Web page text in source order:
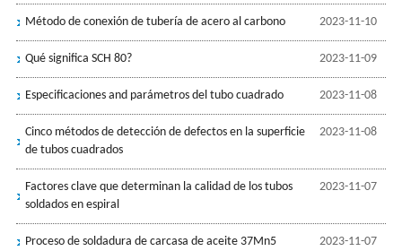
2023-11-10
Método de conexión de tubería de acero al carbono
2023-11-09
Qué significa SCH 80?
2023-11-08
Especificaciones and parámetros del tubo cuadrado
2023-11-08
Cinco métodos de detección de defectos en la superficie
de tubos cuadrados
2023-11-07
Factores clave que determinan la calidad de los tubos
soldados en espiral
2023-11-07
Proceso de soldadura de carcasa de aceite 37Mn5